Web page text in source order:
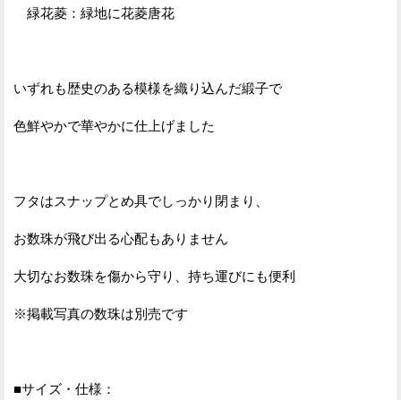
緑花菱：緑地に花菱唐花
いずれも歴史のある模様を織り込んだ緞子で
色鮮やかで華やかに仕上げました
フタはスナップとめ具でしっかり閉まり、
お数珠が飛び出る心配もありません
大切なお数珠を傷から守り、持ち運びにも便利
※掲載写真の数珠は別売です
■サイズ・仕様：